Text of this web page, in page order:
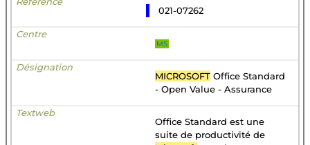
021-07262
MS
MICROSOFT Office Standard
- Open Value - Assurance
Office Standard est une
suite de productivité de